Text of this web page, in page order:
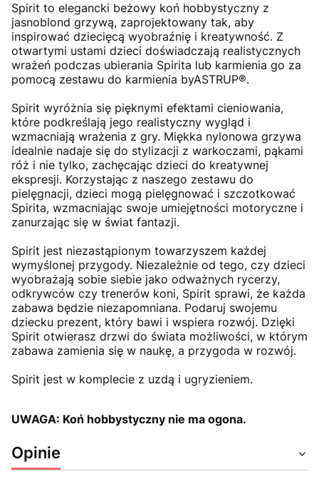
Spirit to elegancki beżowy koń hobbystyczny z
jasnoblond grzywą, zaprojektowany tak, aby
inspirować dziecięcą wyobraźnię i kreatywność. Z
otwartymi ustami dzieci doświadczają realistycznych
wrażeń podczas ubierania Spirita lub karmienia go za
pomocą zestawu do karmienia byASTRUP®.
Spirit wyróżnia się pięknymi efektami cieniowania,
które podkreślają jego realistyczny wygląd i
wzmacniają wrażenia z gry. Miękka nylonowa grzywa
idealnie nadaje się do stylizacji z warkoczami, pąkami
róż i nie tylko, zachęcając dzieci do kreatywnej
ekspresji. Korzystając z naszego zestawu do
pielęgnacji, dzieci mogą pielęgnować i szczotkować
Spirita, wzmacniając swoje umiejętności motoryczne i
zanurzając się w świat fantazji.
Spirit jest niezastąpionym towarzyszem każdej
wymyślonej przygody. Niezależnie od tego, czy dzieci
wyobrażają sobie siebie jako odważnych rycerzy,
odkrywców czy trenerów koni, Spirit sprawi, że każda
zabawa będzie niezapomniana. Podaruj swojemu
dziecku prezent, który bawi i wspiera rozwój. Dzięki
Spirit otwierasz drzwi do świata możliwości, w którym
zabawa zamienia się w naukę, a przygoda w rozwój.
Spirit jest w komplecie z uzdą i ugryzieniem.
UWAGA: Koń hobbystyczny nie ma ogona.
Opinie